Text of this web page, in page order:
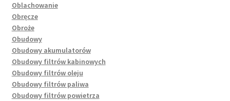
Oblachowanie
Obręcze
Obroże
Obudowy
Obudowy akumulatorów
Obudowy filtrów kabinowych
Obudowy filtrów oleju
Obudowy filtrów paliwa
Obudowy filtrów powietrza